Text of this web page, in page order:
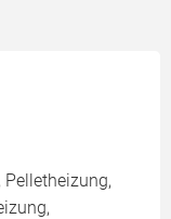
Pelletheizung,